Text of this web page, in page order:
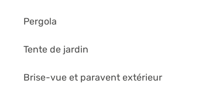
Pergola
Tente de jardin
Brise-vue et paravent extérieur